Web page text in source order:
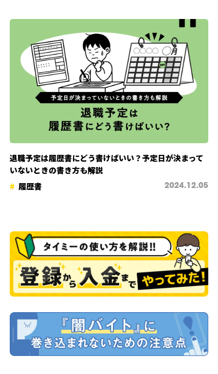
退職予定は履歴書にどう書けばいい？予定日が決まって
いないときの書き方も解説
履歴書
2024.12.05